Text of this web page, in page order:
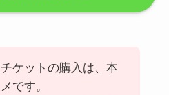
ケットの購入は、本
です。